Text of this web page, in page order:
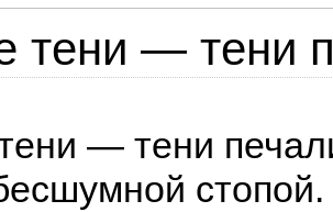
тени — тени
— тени
стопой.